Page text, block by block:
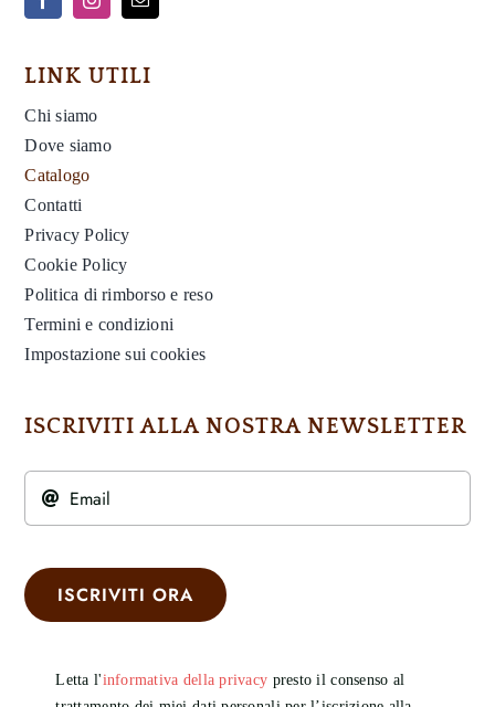
LINK UTILI
Chi siamo
Dove siamo
Catalogo
Contatti
Privacy Policy
Cookie Policy
Politica di rimborso e reso
Termini e condizioni
Impostazione sui cookies
ISCRIVITI ALLA NOSTRA NEWSLETTER
ISCRIVITI ORA
Letta l'informativa della privacy presto il consenso al